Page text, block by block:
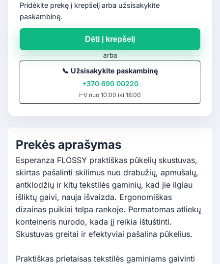
Pridėkite prekę į krepšelį arba užsisakykite
paskambinę.
Dėti į krepšelį
arba
📞 Užsisakykite paskambinę
+370 690 00220
I–V nuo 10:00 iki 18:00
Prekės aprašymas
Esperanza FLOSSY praktiškas pūkelių skustuvas,
skirtas pašalinti skilimus nuo drabužių, apmušalų,
antklodžių ir kitų tekstilės gaminių, kad jie ilgiau
išliktų gaivi, nauja išvaizda. Ergonomiškas
dizainas puikiai telpa rankoje. Permatomas atliekų
konteineris nurodo, kada jį reikia ištuštinti.
Skustuvas greitai ir efektyviai pašalina pūkelius.
Praktiškas prietaisas tekstilės gaminiams gaivinti